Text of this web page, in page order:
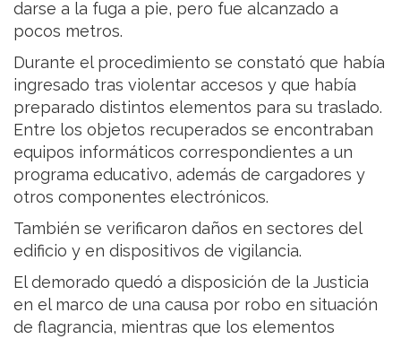
darse a la fuga a pie, pero fue alcanzado a
pocos metros.
Durante el procedimiento se constató que había
ingresado tras violentar accesos y que había
preparado distintos elementos para su traslado.
Entre los objetos recuperados se encontraban
equipos informáticos correspondientes a un
programa educativo, además de cargadores y
otros componentes electrónicos.
También se verificaron daños en sectores del
edificio y en dispositivos de vigilancia.
El demorado quedó a disposición de la Justicia
en el marco de una causa por robo en situación
de flagrancia, mientras que los elementos